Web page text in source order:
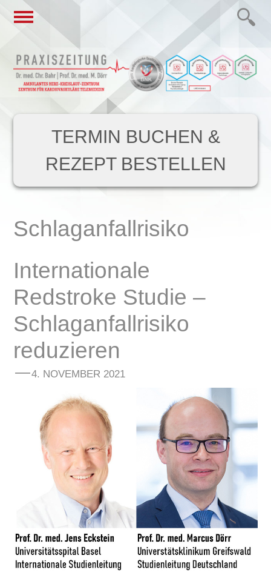
TERMIN BUCHEN &
REZEPT BESTELLEN
Schlaganfallrisiko
Internationale
Redstroke Studie –
Schlaganfallrisiko
reduzieren
4. NOVEMBER 2021